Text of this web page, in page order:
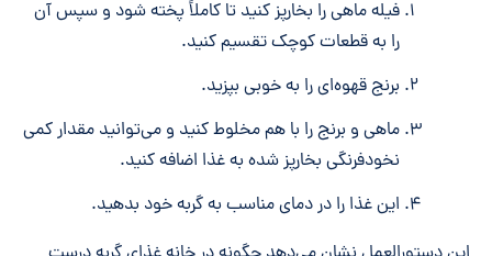
فیله ماهی را بخارپز کنید تا کاملاً پخته شود و سپس آن
را به قطعات کوچک تقسیم کنید.
برنج قهوه‌ای را به خوبی بپزید.
ماهی و برنج را با هم مخلوط کنید و می‌توانید مقدار کمی
نخودفرنگی بخارپز شده به غذا اضافه کنید.
این غذا را در دمای مناسب به گربه خود بدهید.